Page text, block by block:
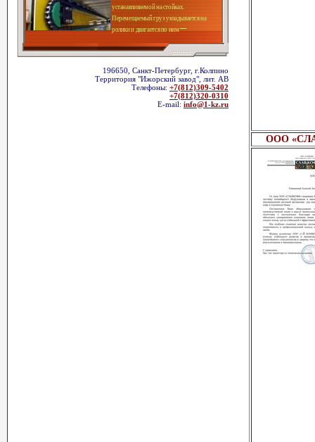
устанавливаемой на стойках.
Перемещаемый груз укладывается на
ролики и двигается по ним
196650, Санкт-Петербург, г.Колпино
Территория "Ижорский завод", лит. АВ
Телефоны: +7(812)309-5402
+7(812)320-0310
E-mail: info@1-kz.ru
ООО